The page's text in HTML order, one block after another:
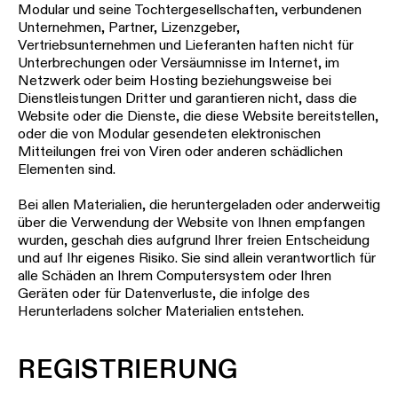
Modular und seine Tochtergesellschaften, verbundenen
Unternehmen, Partner, Lizenzgeber,
Vertriebsunternehmen und Lieferanten haften nicht für
Unterbrechungen oder Versäumnisse im Internet, im
Netzwerk oder beim Hosting beziehungsweise bei
Dienstleistungen Dritter und garantieren nicht, dass die
Website oder die Dienste, die diese Website bereitstellen,
oder die von Modular gesendeten elektronischen
Mitteilungen frei von Viren oder anderen schädlichen
Elementen sind.
Bei allen Materialien, die heruntergeladen oder anderweitig
über die Verwendung der Website von Ihnen empfangen
wurden, geschah dies aufgrund Ihrer freien Entscheidung
und auf Ihr eigenes Risiko. Sie sind allein verantwortlich für
alle Schäden an Ihrem Computersystem oder Ihren
Geräten oder für Datenverluste, die infolge des
Herunterladens solcher Materialien entstehen.
REGISTRIERUNG